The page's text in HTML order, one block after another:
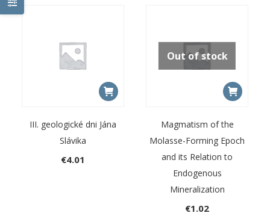
III. geologické dni Jána
Slávika
€4.01
Out of stock
Magmatism of the
Molasse-Forming Epoch
and its Relation to
Endogenous
Mineralization
€1.02